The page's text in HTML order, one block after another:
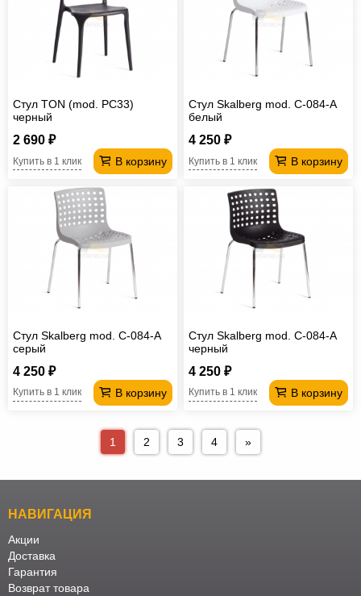
Стул TON (mod. PC33)
черный
2 690 ₽
В корзину
Купить в 1 клик
Стул Skalberg mod. C-084-A
белый
4 250 ₽
В корзину
Купить в 1 клик
Стул Skalberg mod. C-084-A
серый
4 250 ₽
В корзину
Купить в 1 клик
Стул Skalberg mod. C-084-A
черный
4 250 ₽
В корзину
Купить в 1 клик
1 2 3 4 »
НАВИГАЦИЯ
Акции
Доставка
Гарантия
Возврат товара